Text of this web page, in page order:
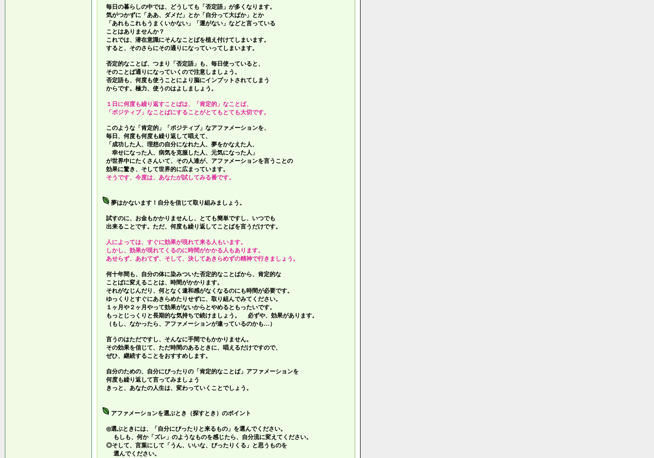
毎日の暮らしの中では、どうしても「否定語」が多くなります。
気がつかずに「ああ、ダメだ」とか「自分って大ばか」とか
「あれもこれもうまくいかない」「運がない」などと言っている
ことはありませんか？
これでは、潜在意識にそんなことばを植え付けてしまいます。
すると、そのさらにその通りになっていってしまいます。
否定的なことば、つまり「否定語」も、毎日使っていると、
そのことば通りになっていくので注意しましょう。
否定語も、何度も使うことにより脳にインプットされてしまう
からです。極力、使うのはよしましょう。
１日に何度も繰り返すことばは、「肯定的」なことば、
「ポジティブ」なことばにすることがとてもとても大切です。
このような「肯定的」「ポジティブ」なアファメーションを、
毎日、何度も何度も繰り返して唱えて、
「成功した人、理想の自分になれた人、夢をかなえた人、
幸せになった人、病気を克服した人、元気になった人」
が世界中にたくさんいて、その人達が、アファメーションを言うことの
効果に驚き、そして世界的に広まっています。
そうです、今度は、あなたが試してみる番です。
夢はかないます！自分を信じて取り組みましょう。
試すのに、お金もかかりませんし、とても簡単ですし、いつでも
出来ることです。ただ、何度も繰り返してことばを言うだけです。
人によっては、すぐに効果が現れて来る人もいます。
しかし、効果が現れてくるのに時間がかかる人もあります。
あせらず、あわてず、そして、決してあきらめずの精神で行きましょう。
何十年間も、自分の体に染みついた否定的なことばから、肯定的な
ことばに変えることは、時間がかかります。
それがなじんだり、何となく違和感がなくなるのにも時間が必要です。
ゆっくりとすぐにあきらめたりせずに、取り組んでみてください。
１ヶ月や２ヶ月やって効果がないからとやめるともったいです。
もっとじっくりと長期的な気持ちで続けましょう。 必ずや、効果があります。
（もし、なかったら、アファメーションが違っているのかも…）
言うのはただですし、そんなに手間でもかかりません。
その効果を信じて、ただ時間のあるときに、唱えるだけですので、
ぜひ、継続することをおすすめします。
自分のための、自分にぴったりの「肯定的なことば」アファメーションを
何度も繰り返して言ってみましょう
きっと、あなたの人生は、変わっていくことでしょう。
アファメーションを選ぶとき（探すとき）のポイント
◎選ぶときには、「自分にぴったりと来るもの」を選んでください。
もしも、何か「ズレ」のようなものを感じたら、自分流に変えてください。
◎そして、言葉にして「うん、いいな、ぴったりくる」と思うものを
選んでください。